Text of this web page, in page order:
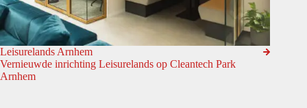
Leisurelands Arnhem
Vernieuwde inrichting Leisurelands op Cleantech Park
Arnhem